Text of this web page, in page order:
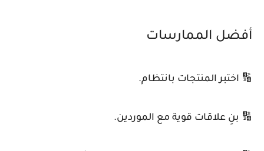
أفضل الممارسات
🔢 اختبر المنتجات بانتظام.
🔢 بنِ علاقات قوية مع الموردين.